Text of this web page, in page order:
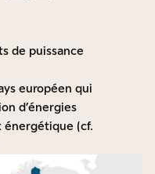
de puissance
européen qui
d’énergies
énergétique (cf.